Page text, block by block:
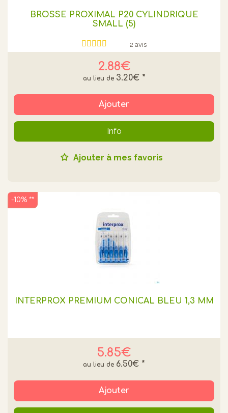
BROSSE PROXIMAL P20 CYLINDRIQUE
SMALL (5)
2 avis
2.88€
3.20€ *
Ajouter
Info
Ajouter à mes favoris
INTERPROX PREMIUM CONICAL BLEU 1,3 MM
5.85€
6.50€ *
-10% **
Ajouter